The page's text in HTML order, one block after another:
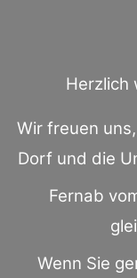
Herzlich
Wir freuen
Dorf und die
Fernab
Wenn Sie